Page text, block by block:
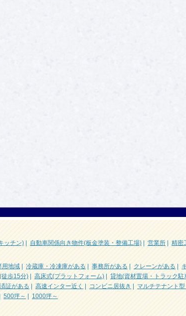
ッチン) 自動車関係向き物件(板金塗装・整備工場) 営業所 精密
用地域 冷蔵庫・冷凍庫がある 事務所がある クレーンがある
徒歩15分) 高床式(プラットフォーム) 貸地(資材置場・トラック駐
証がある 高速インター近く コンビニ居抜き マルチテナント
500坪～
1000坪～